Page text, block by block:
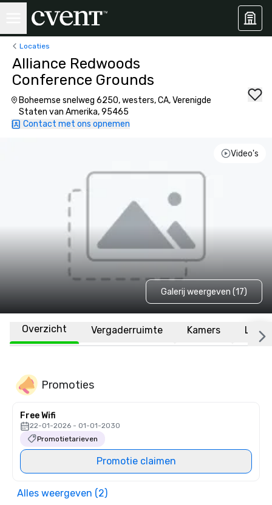
Locaties
Alliance Redwoods
Conference Grounds
Boheemse snelweg 6250, westers, CA, Verenigde
Staten van Amerika, 95465
Contact met ons opnemen
Video's
Galerij weergeven (17)
Overzicht Vergaderruimte Kamers
Promoties
Free Wifi
22-01-2026 - 01-01-2030
Promotietarieven
Promotie claimen
Alles weergeven (2)